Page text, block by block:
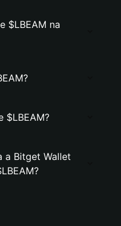
$LBEAM na
$LBEAM?
a Bitget Wallet